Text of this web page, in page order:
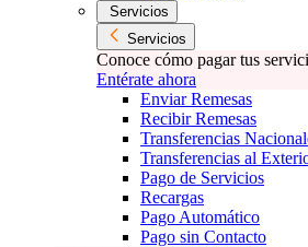
Servicios
Servicios
Conoce cómo pagar tus
Entérate ahora
Enviar Remesas
Recibir Remesas
Transferencias
Transferencias al
Pago de Servicios
Recargas
Pago Automático
Pago sin Contacto